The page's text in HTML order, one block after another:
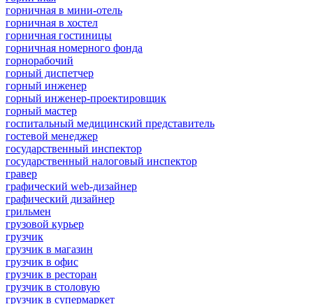
горничная в мини-отель
горничная в хостел
горничная гостиницы
горничная номерного фонда
горнорабочий
горный диспетчер
горный инженер
горный инженер-проектировщик
горный мастер
госпитальный медицинский представитель
гостевой менеджер
государственный инспектор
государственный налоговый инспектор
гравер
графический web-дизайнер
графический дизайнер
грильмен
грузовой курьер
грузчик
грузчик в магазин
грузчик в офис
грузчик в ресторан
грузчик в столовую
грузчик в супермаркет